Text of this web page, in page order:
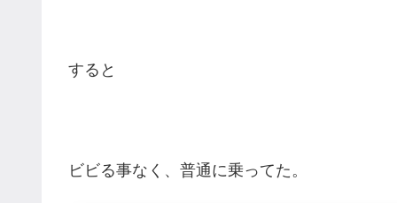
すると
ビビる事なく、普通に乗ってた。